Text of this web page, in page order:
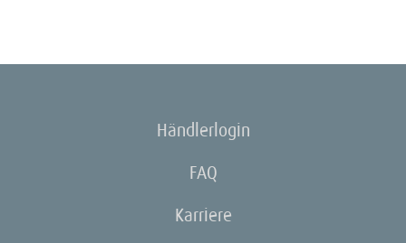
Händlerlogin
FAQ
Karriere